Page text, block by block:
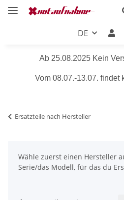
DE
Ab 25.08.2025 Kein
Vom 08.07.-13.07. findet
Ersatzteile nach Hersteller
Wähle zuerst einen Hersteller
Serie/das Modell, für das du